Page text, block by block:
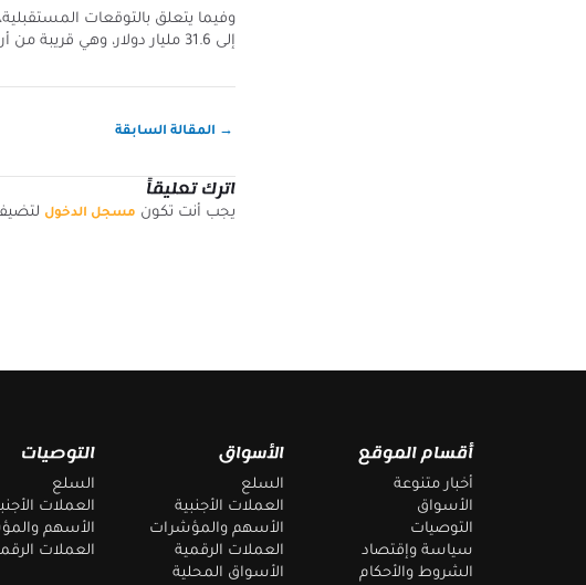
وفيما يتعلق بالتوقعات
إلى 31.6 مليار دولار، وهي قريبة من أرباح البنك لعام 2023 التي بلغت 30.3 مليار دولار، بزيادة تقدر بنسبة 78%.
→ المقالة السابقة
اترك تعليقاً
يجب أنت تكون مسجل الدخول
أقسام الموقع
أخبار متنوعة
الأسواق
التوصيات
سياسة وإقتصاد
الشروط والأحكام
الأسواق
السلع
العملات الأجنبية
الأسهم والمؤشرات
العملات الرقمية
الأسواق المحلية
التوصيات
السلع
العملات
الأسهم
العملات